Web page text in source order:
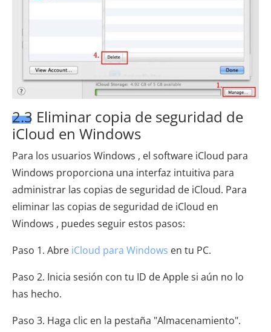
2.3 Eliminar copia de seguridad de
iCloud en Windows
Para los usuarios Windows , el software iCloud para
Windows proporciona una interfaz intuitiva para
administrar las copias de seguridad de iCloud. Para
eliminar las copias de seguridad de iCloud en
Windows , puedes seguir estos pasos:
Paso 1. Abre iCloud para Windows en tu PC.
Paso 2. Inicia sesión con tu ID de Apple si aún no lo
has hecho.
Paso 3. Haga clic en la pestaña "Almacenamiento".